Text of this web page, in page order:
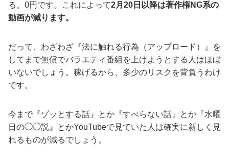
る。0円です。これによって2月20日以降は著作権NG系の
動画が減ります。
だって、わざわざ『法に触れる行為（アップロード）』を
してまで無償でバラエティ番組を上げようとする人はほぼ
いないでしょう。稼げるから、多少のリスクを背負うわけ
です。
今まで『ゾッとする話』とか『すべらない話』とか『水曜
日の◯◯説』とかYouTubeで見ていた人は確実に新しく見
れるものが減るでしょう。